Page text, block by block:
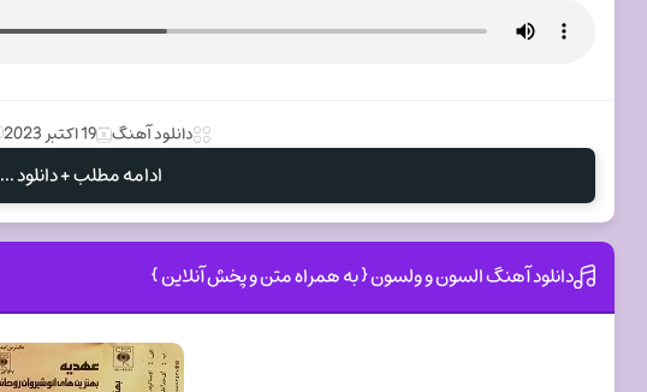
دانلود آهنگ 19 اکتبر 2023
ادامه مطلب + دانلود ...
دانلود آهنگ السون و ولسون { به همراه متن و پخش آنلاین }